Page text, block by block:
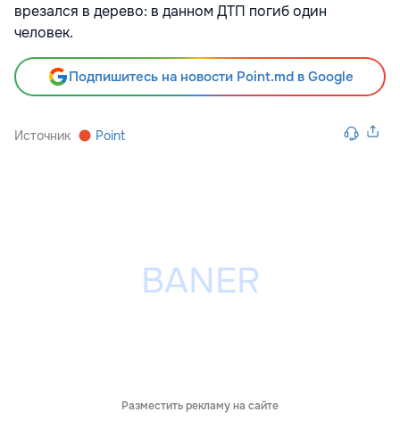
врезался в дерево: в данном ДТП погиб один
человек.
Подпишитесь на новости Point.md в Google
Источник Point
Разместить рекламу на сайте